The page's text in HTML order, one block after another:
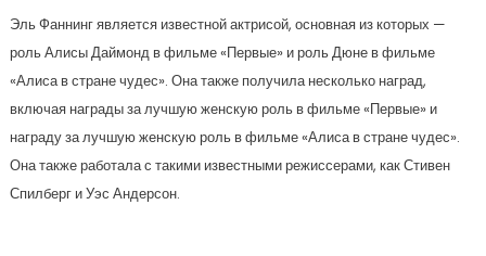
Эль Фаннинг является известной актрисой, основная из которых —
роль Алисы Даймонд в фильме «Первые» и роль Дюне в фильме
«Алиса в стране чудес». Она также получила несколько наград,
включая награды за лучшую женскую роль в фильме «Первые» и
награду за лучшую женскую роль в фильме «Алиса в стране чудес».
Она также работала с такими известными режиссерами, как Стивен
Спилберг и Уэс Андерсон.